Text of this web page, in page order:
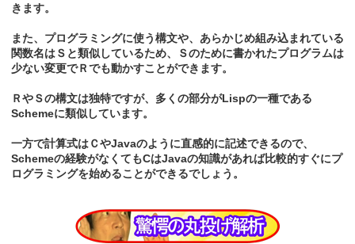
きます。
また、プログラミングに使う構文や、あらかじめ組み込まれている
関数名はＳと類似しているため、Ｓのために書かれたプログラムは
少ない変更でＲでも動かすことができます。
ＲやＳの構文は独特ですが、多くの部分がLispの一種である
Schemeに類似しています。
一方で計算式はＣやJavaのように直感的に記述できるので、
Schemeの経験がなくてもCはJavaの知識があれば比較的すぐにプ
ログラミングを始めることができるでしょう。